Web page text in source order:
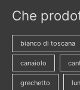
Che
bianco di toscana
canaiolo
grechetto